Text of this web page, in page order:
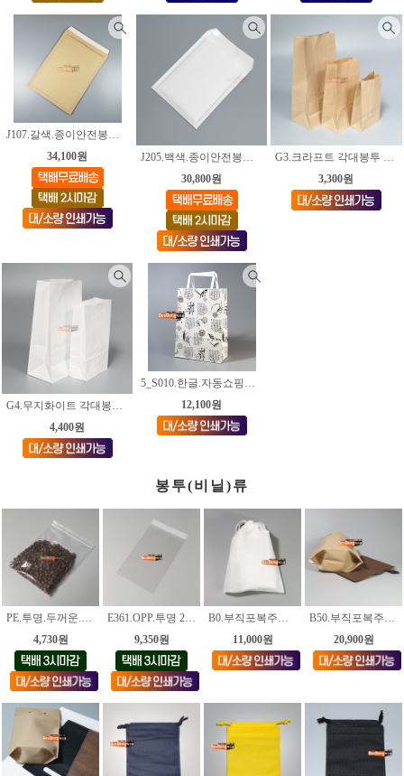
J107.갈색.종이안전봉투. 215*280+45mm [50장]
34,100원
J205.백색.종이안전봉투. 185*230+40mm [50장]
30,800원
G3.크라프트 각대봉투 [4가지사이즈]
3,300원
G4.무지화이트 각대봉투 [3가지사이즈]
4,400원
12,100원
봉투(비닐)류
PE.투명.두꺼운.지퍼백(0.1) 23가지 사이즈
4,730원
E361.OPP.투명 20*30+4cm [200장]
9,350원
B0.부직포복주머니.흰색 [사이즈.18종]
11,000원
B50.부직포복주머니.M4가공(70g) [색상.2종_각사이즈.5종]
20,900원